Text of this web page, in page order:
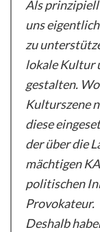
Als
uns
zu
lokale Kultur
gestalten.
Kulturszene
diese
der über die
mächtigen
politischen
Provokateur.
Deshalb